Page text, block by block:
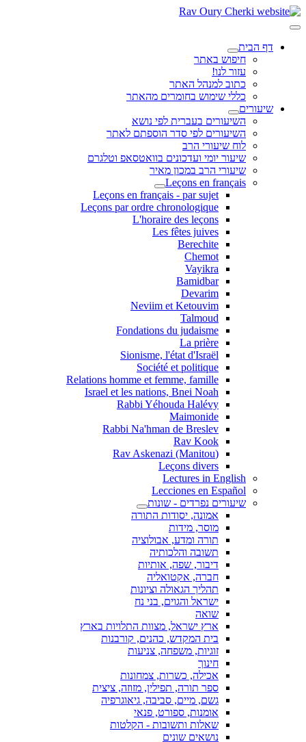
דף הבית
חיפוש באתר
עזור לנו!
כתוב למנהל האתר
כללי שימוש בחומרים מהאתר
שיעורים
השיעורים בעברית לפי נושא
השיעורים לפי סדר הוספתם לאתר
לוח שיעורי הרב
שיעור יומי ועדכונים בוואטסאפ וטלגרם
שיעורי הרב במכון מאיר
Leçons en français
Leçons en français - par sujet
Leçons par ordre chronologique
L'horaire des leçons
Les fêtes juives
Berechite
Chemot
Vayikra
Bamidbar
Devarim
Neviim et Ketouvim
Talmoud
Fondations du judaisme
La prière
Sionisme, l'état d'Israël
Société et politique
Relations homme et femme, famille
Israel et les nations, Bnei Noah
Rabbi Yéhouda Halévy
Maimonide
Rabbi Na'hman de Breslev
Rav Kook
(Rav Askenazi (Manitou
Leçons divers
Lectures in English
Lecciones en Español
שיעורים נפרדים - שונות
אמונה, יסודות התורה
מוסר, מידות
תורה ומדע, אבולוציה
תשובה והלכותיה
דיבור, שפה, אותיות
חברה, אקטואליה
תהליך הגאולה וציונות
ישראל והגוים, בני נח
שואה
ארץ ישראל, מצוות התלויות בארץ
בית המקדש, כהנים, קורבנות
זוגיות, משפחה, צניעות
חינוך
אכילה, כשרות, צמחונות
ספר תורה, תפילין, מזוזה, ציצית
גשם, מיים, סביבה, גיאוגרפיה
אומנות, ספורט, פנאי
שאלות ותשובות - הקלטות
נושאים שונים